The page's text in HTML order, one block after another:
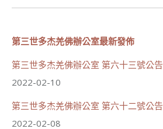
June 22, 2026, 10:11 AM
[世界佛教正心會 新聞報導]
第三世多杰羌佛辦公室最新發佈
第三世多杰羌佛辦公室 第六十三號公告
2022-02-10
第三世多杰羌佛辦公室 第六十二號公告
2022-02-08